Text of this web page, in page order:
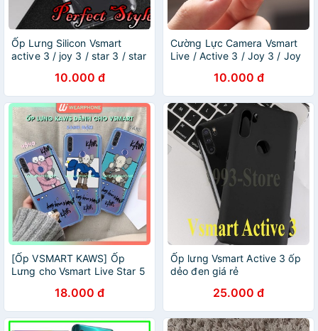
Ốp Lưng Silicon Vsmart
active 3 / joy 3 / star 3 / star
10.000 đ
Cường Lực Camera Vsmart
Live / Active 3 / Joy 3 / Joy
10.000 đ
[Ốp VSMART KAWS] Ốp
Lưng cho Vsmart Live Star 5
3 Active 3 Active 1 4 Dẻo
Trong
18.000 đ
Ốp lưng Vsmart Active 3 ốp
dẻo đen giá rẻ
25.000 đ